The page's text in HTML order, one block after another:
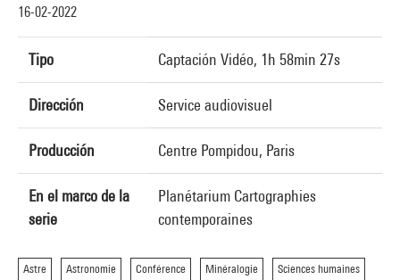
16-02-2022
Tipo Captación Vidéo, 1h 58min 27s
Dirección Service audiovisuel
Producción Centre Pompidou, Paris
En el marco de la
serie
Planétarium Cartographies
contemporaines
Astre Astronomie Conférence Minéralogie Sciences humaines